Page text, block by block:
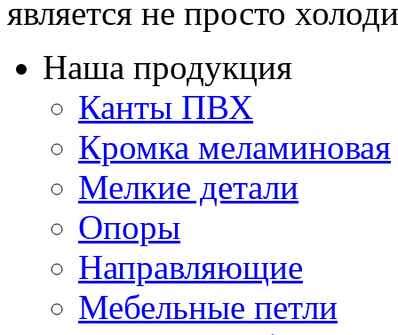
является не просто
Наша продукция
Канты ПВХ
Кромка меламиновая
Мелкие детали
Опоры
Направляющие
Мебельные петли